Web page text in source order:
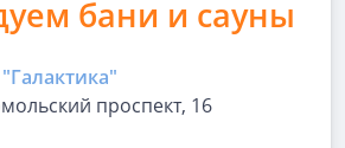
бани и сауны
проспект, 16